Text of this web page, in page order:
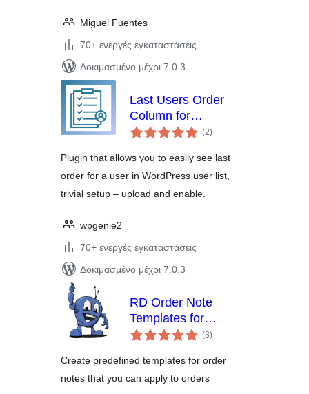
Miguel Fuentes
70+ ενεργές εγκαταστάσεις
Δοκιμασμένο μέχρι 7.0.3
Last Users Order
Column for
WooCommerce
(2αξιολογήσεις
σύνολο
)
Plugin that allows you to easily see last
order for a user in WordPress user list,
trivial setup – upload and enable.
wpgenie2
70+ ενεργές εγκαταστάσεις
Δοκιμασμένο μέχρι 7.0.3
RD Order Note
Templates for
WooCommerce
(3αξιολογήσεις
σύνολο
)
Create predefined templates for order
notes that you can apply to orders